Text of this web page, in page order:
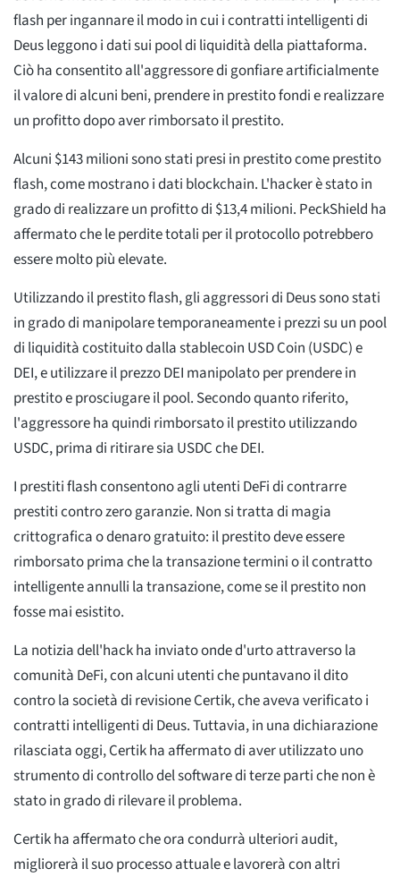
flash per ingannare il modo in cui i contratti intelligenti di
Deus leggono i dati sui pool di liquidità della piattaforma.
Ciò ha consentito all'aggressore di gonfiare artificialmente
il valore di alcuni beni, prendere in prestito fondi e realizzare
un profitto dopo aver rimborsato il prestito.
Alcuni $143 milioni sono stati presi in prestito come prestito
flash, come mostrano i dati blockchain. L'hacker è stato in
grado di realizzare un profitto di $13,4 milioni. PeckShield ha
affermato che le perdite totali per il protocollo potrebbero
essere molto più elevate.
Utilizzando il prestito flash, gli aggressori di Deus sono stati
in grado di manipolare temporaneamente i prezzi su un pool
di liquidità costituito dalla stablecoin USD Coin (USDC) e
DEI, e utilizzare il prezzo DEI manipolato per prendere in
prestito e prosciugare il pool. Secondo quanto riferito,
l'aggressore ha quindi rimborsato il prestito utilizzando
USDC, prima di ritirare sia USDC che DEI.
I prestiti flash consentono agli utenti DeFi di contrarre
prestiti contro zero garanzie. Non si tratta di magia
crittografica o denaro gratuito: il prestito deve essere
rimborsato prima che la transazione termini o il contratto
intelligente annulli la transazione, come se il prestito non
fosse mai esistito.
La notizia dell'hack ha inviato onde d'urto attraverso la
comunità DeFi, con alcuni utenti che puntavano il dito
contro la società di revisione Certik, che aveva verificato i
contratti intelligenti di Deus. Tuttavia, in una dichiarazione
rilasciata oggi, Certik ha affermato di aver utilizzato uno
strumento di controllo del software di terze parti che non è
stato in grado di rilevare il problema.
Certik ha affermato che ora condurrà ulteriori audit,
migliorerà il suo processo attuale e lavorerà con altri